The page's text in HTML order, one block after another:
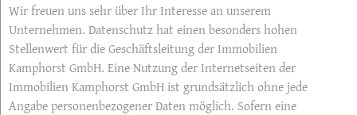
Wir freuen uns sehr über Ihr Interesse an unserem
Unternehmen. Datenschutz hat einen besonders hohen
Stellenwert für die Geschäftsleitung der Immobilien
Kamphorst GmbH. Eine Nutzung der Internetseiten der
Immobilien Kamphorst GmbH ist grundsätzlich ohne jede
Angabe personenbezogener Daten möglich. Sofern eine